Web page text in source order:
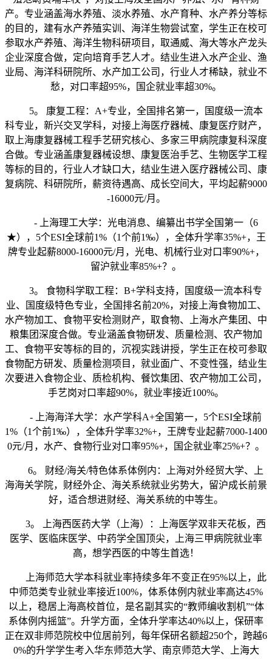
产。专业涵盖海水养殖、淡水养殖、水产育种、水产养分等标
的目的，建有水产养殖实训、海洋生物尝试室，学生正在校可
参取水产养殖、海洋生物科研项目，取通威、海大等水产龙头
企业深度合做，定向培育手艺人才。结业生进入水产企业、渔
业局、海洋科研院所、水产加工公司，行业人才稀缺，就业不
愁，对口率超95%，国企就业率超30%。
5。 康复工程：A+专业，全国排名第一，国度级一流本
科专业，新兴交叉学科，对接上海医疗器械、康复医疗财产，
取上海康复器械工程手艺研究核心、多家三甲病院康复科深度
合做。专业涵盖康复器械设想、康复医治手艺、生物医学工程
等标的目的，行业人才缺口大，结业生进入医疗器械公司、康
复病院、科研院所，薪资待遇高、成长空间大，平均起薪9000
-16000元/月。
- 上海理工大学：光电消息、编纂出书学全国第一（6
★），5个ESI全球前1%（1个前1‰），全体升学率35%+，王
牌专业起薪8000-16000元/月，光电、机械行业对口率90%+，
留沪就业率85%+？。
3。 食物科学取工程：B+学科支持，国度级一流本科专
业、国度级特色专业，全国排名前20%，对接上海食物加工、
水产物加工、食物平安检测财产，取食物、上海水产集团、中
粮集团深度合做。专业涵盖食物研发、质量检测、农产物加
工、食物平安等标的目的，沉视实践讲授，学生正在校可参取
食物配方研发、质量检测项目，就业面广、不变性强，结业生
次要进入食物企业、质检机构、餐饮集团、农产物加工公司，
手艺岗对口率超90%，就业率接近100%。
- 上海海洋大学：水产学科A+全国第一，5个ESI全球前
1%（1个前1‰），全体升学率32%+，王牌专业起薪7000-1400
0元/月，水产、食物行业对口率95%+，国企就业率25%+？。
6。 财经/海关/特色体系体例内：上海对外经贸大学、上
海海关学院，财经外企、海关系统就业劣势大，留沪成长前景
好，适合想进财经、海关系统的中等生。
3。 上海西医药大学（上海）：上海医学双非天花板，西
医学、医临床医学、中药学全国顶尖，上海三甲病院就业率
高，想学西医的中等生首选！
上海师范大学本科就业率持续多年不变正在95%以上，此
中师范类专业就业率接近100%，体系体例内就业率高达45%
以上，稳居上海高校首位，是名副其实的“教师编收割机”“体
系体例内摇篮”。升学方面，全体升学率达40%以上，保研率
正在双非师范院校中位居前列，每年保研名额超250个，跨越6
0%的升学学生考入华东师范大学、南京师范大学、上海大